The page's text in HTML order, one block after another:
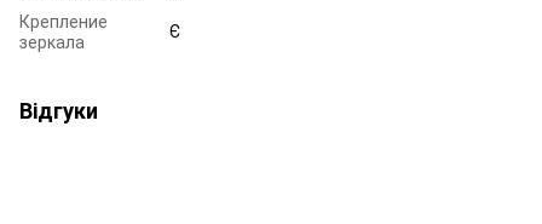
Крепление
зеркала
Є
Відгуки